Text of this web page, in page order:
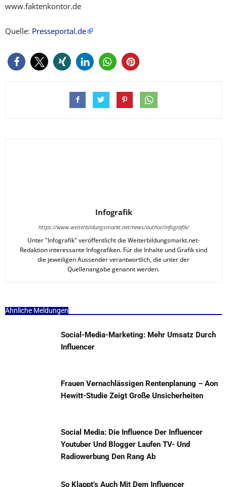
www.faktenkontor.de
Quelle: Presseportal.de
Infografik
https://www.weiterbildungsmarkt.net/news/author/infografik/
Unter "Infografik" veröffentlicht die Weiterbildungsmarkt.net-
Redaktion interessante Infografiken. Für die Inhalte und Grafik sind
die jeweiligen Aussender verantwortlich, die unter der
Quellenangabe genannt werden.
Ähnliche Meldungen
Social-Media-Marketing: Mehr Umsatz Durch
Influencer
Frauen Vernachlässigen Rentenplanung – Aon
Hewitt-Studie Zeigt Große Unsicherheiten
Social Media: Die Influence Der Influencer
Youtuber Und Blogger Laufen TV- Und
Radiowerbung Den Rang Ab
So Klappt’s Auch Mit Dem Influencer